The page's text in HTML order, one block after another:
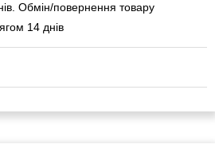
Обмін/повернення товару
14 днів